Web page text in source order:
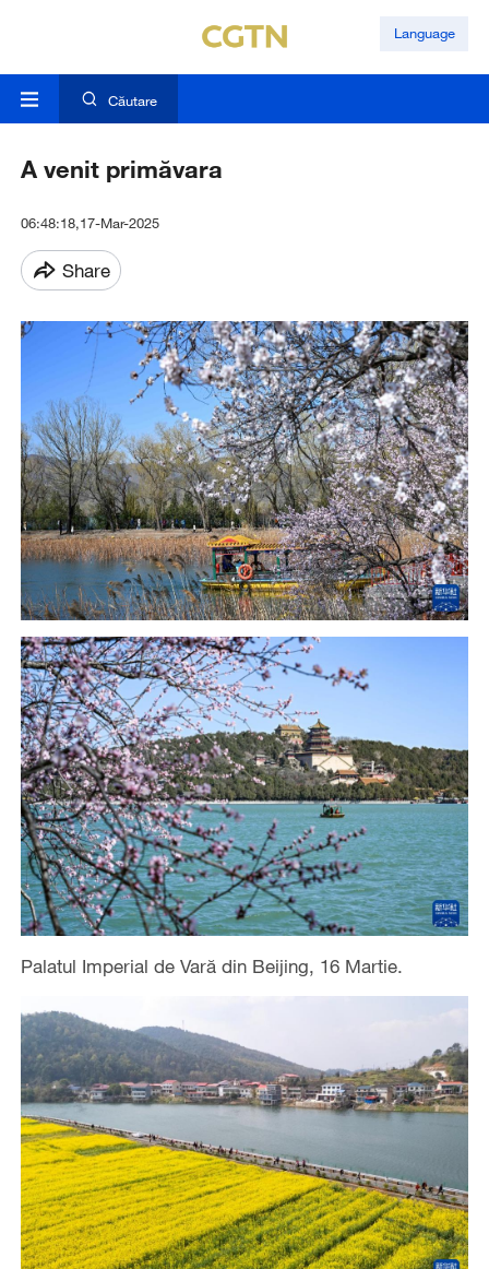
Language
Căutare
A venit primăvara
06:48:18,17-Mar-2025
Share
Palatul Imperial de Vară din Beijing, 16 Martie.